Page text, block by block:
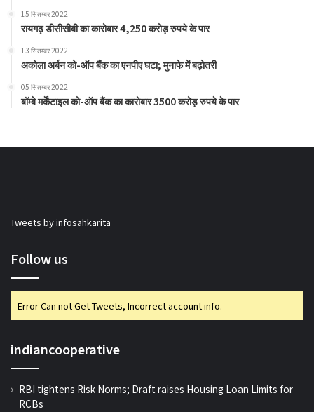
15 सितम्बर 2022
रायगढ़ डीसीसीबी का कारोबार 4,250 करोड़ रुपये के पार
13 सितम्बर 2022
अकोला अर्बन को-ऑप बैंक का एनपीए घटा; मुनाफे में बढ़ोतरी
05 सितम्बर 2022
बॉम्बे मर्केंटाइल को-ऑप बैंक का कारोबार 3500 करोड़ रुपये के पार
Tweets by infosahkarita
Follow us
Error Can not Get Tweets, Incorrect account info.
indiancooperative
RBI tightens Risk Norms; Draft raises Housing Loan Limits for
RCBs